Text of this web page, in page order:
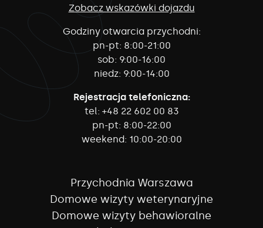
Zobacz wskazówki dojazdu
Godziny otwarcia przychodni:
pn-pt: 8:00-21:00
sob: 9:00-16:00
niedz: 9:00-14:00
Rejestracja telefoniczna:
tel: +48 22 602 00 83
pn-pt: 8:00-22:00
weekend: 10:00-20:00
Przychodnia Warszawa
Domowe wizyty weterynaryjne
Domowe wizyty behawioralne